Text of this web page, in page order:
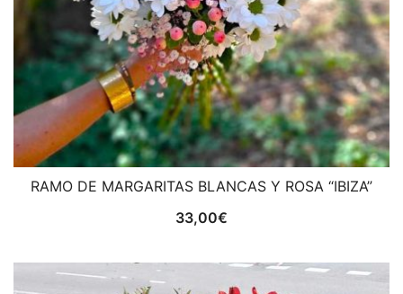
RAMO DE MARGARITAS BLANCAS Y ROSA “IBIZA”
33,00€